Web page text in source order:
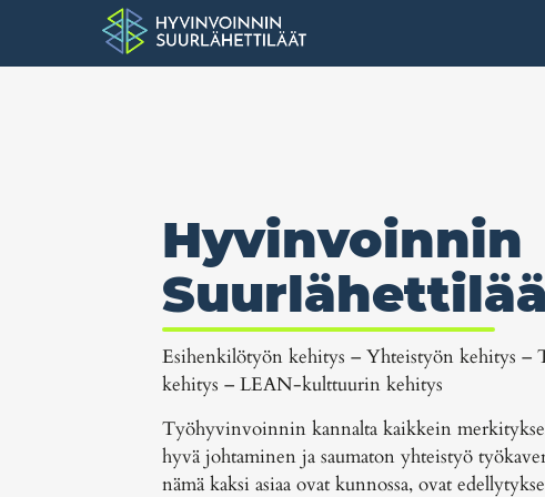
Hyvinvoinnin
Esihenkilötyön kehitys – Yhteistyön kehitys
kehitys – LEAN-kulttuurin kehitys
Työhyvinvoinnin kannalta kaikkein
hyvä johtaminen ja saumaton yhteistyö
nämä kaksi asiaa ovatkunnossa, ovat